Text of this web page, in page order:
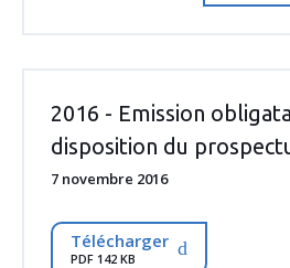
2016 - Emission
disposition du
7 novembre 2016
Télécharger
PDF 142 KB